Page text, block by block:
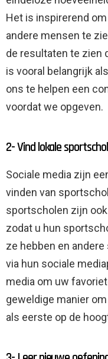
Het is inspirerend
andere mensen te
de resultaten te zien
is vooral belangrijk
ons te helpen een
voordat we opgeven.
2- Vind lokale
Sociale media zijn
vinden van
sportscholen zijn
zodat u hun
ze hebben en
via hun sociale
media om uw
geweldige manier
als eerste op de